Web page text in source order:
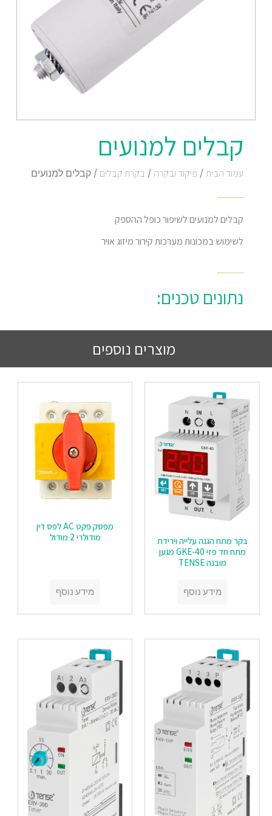
קבלים למנועים
עמוד הבית / פיקוד ובקרה / בקרת קבלים / קבלים למנועים
קבלים למנועים לשיפור כופל ההספק
לשימוש במכונות מערכות קירור מיזוג אויר
נתונים טכנים:
מוצרים נוספים
בקר מתח הגנה עלייה וירידת
מתח חד פזי GKE-40 מגען
מובנה TENSE
מידע נוסף
מפסק פקט AC לפס דין
מודולרי 2 מודול
מידע נוסף